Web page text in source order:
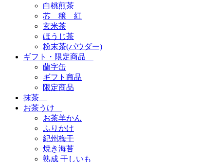
白桃煎茶
芯 穣 紅
玄米茶
ほうじ茶
粉末茶(パウダー)
ギフト・限定商品
蘭字缶
ギフト商品
限定商品
抹茶
お茶うけ
お茶羊かん
ふりかけ
紀州梅干
焼き海苔
熟成 干しいも